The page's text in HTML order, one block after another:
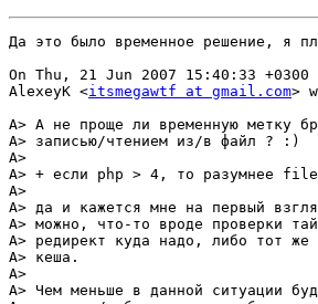
Да это было временное решение, я
On Thu, 21 Jun 2007 15:40:33 +0300
AlexeyK <itsmegawtf at gmail.com>
A> А не проще ли временную метку
A> записью/чтением из/в файл ? :)
A>
A> + если php > 4, то разумнее
A>
A> да и кажется мне на первый
A> можно, что-то вроде проверки
A> редирект куда надо, либо тот же
A> кеша.
A>
A> Чем меньше в данной ситуации